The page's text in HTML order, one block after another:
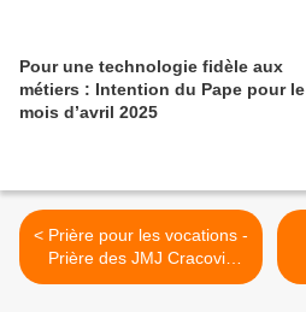
Pour une technologie fidèle aux
métiers : Intention du Pape pour le
mois d’avril 2025
< Prière pour les vocations -
Prière des JMJ Cracovie
2016